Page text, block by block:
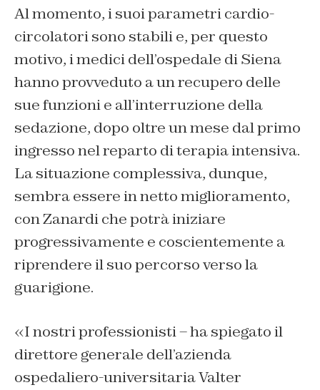
Al momento, i suoi parametri cardio-
circolatori sono stabili e, per questo
motivo, i medici dell’ospedale di Siena
hanno provveduto a un recupero delle
sue funzioni e all’interruzione della
sedazione, dopo oltre un mese dal primo
ingresso nel reparto di terapia intensiva.
La situazione complessiva, dunque,
sembra essere in netto miglioramento,
con Zanardi che potrà iniziare
progressivamente e coscientemente a
riprendere il suo percorso verso la
guarigione.
«I nostri professionisti – ha spiegato il
direttore generale dell’azienda
ospedaliero-universitaria Valter